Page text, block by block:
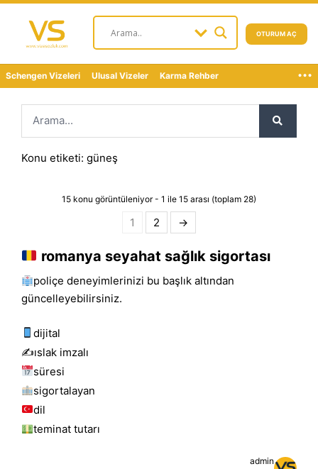
OTURUM AÇ
Schengen Vizeleri Ulusal Vizeler Karma Rehber ...
Konu etiketi: güneş
15 konu görüntüleniyor - 1 ile 15 arası (toplam 28)
1 2 →
romanya seyahat sağlık sigortası
poliçe deneyimlerinizi bu başlık altından
güncelleyebilirsiniz.
dijital
✍️islak i̇mzalı
süresi
sigortalayan
dil
teminat tutarı
admin